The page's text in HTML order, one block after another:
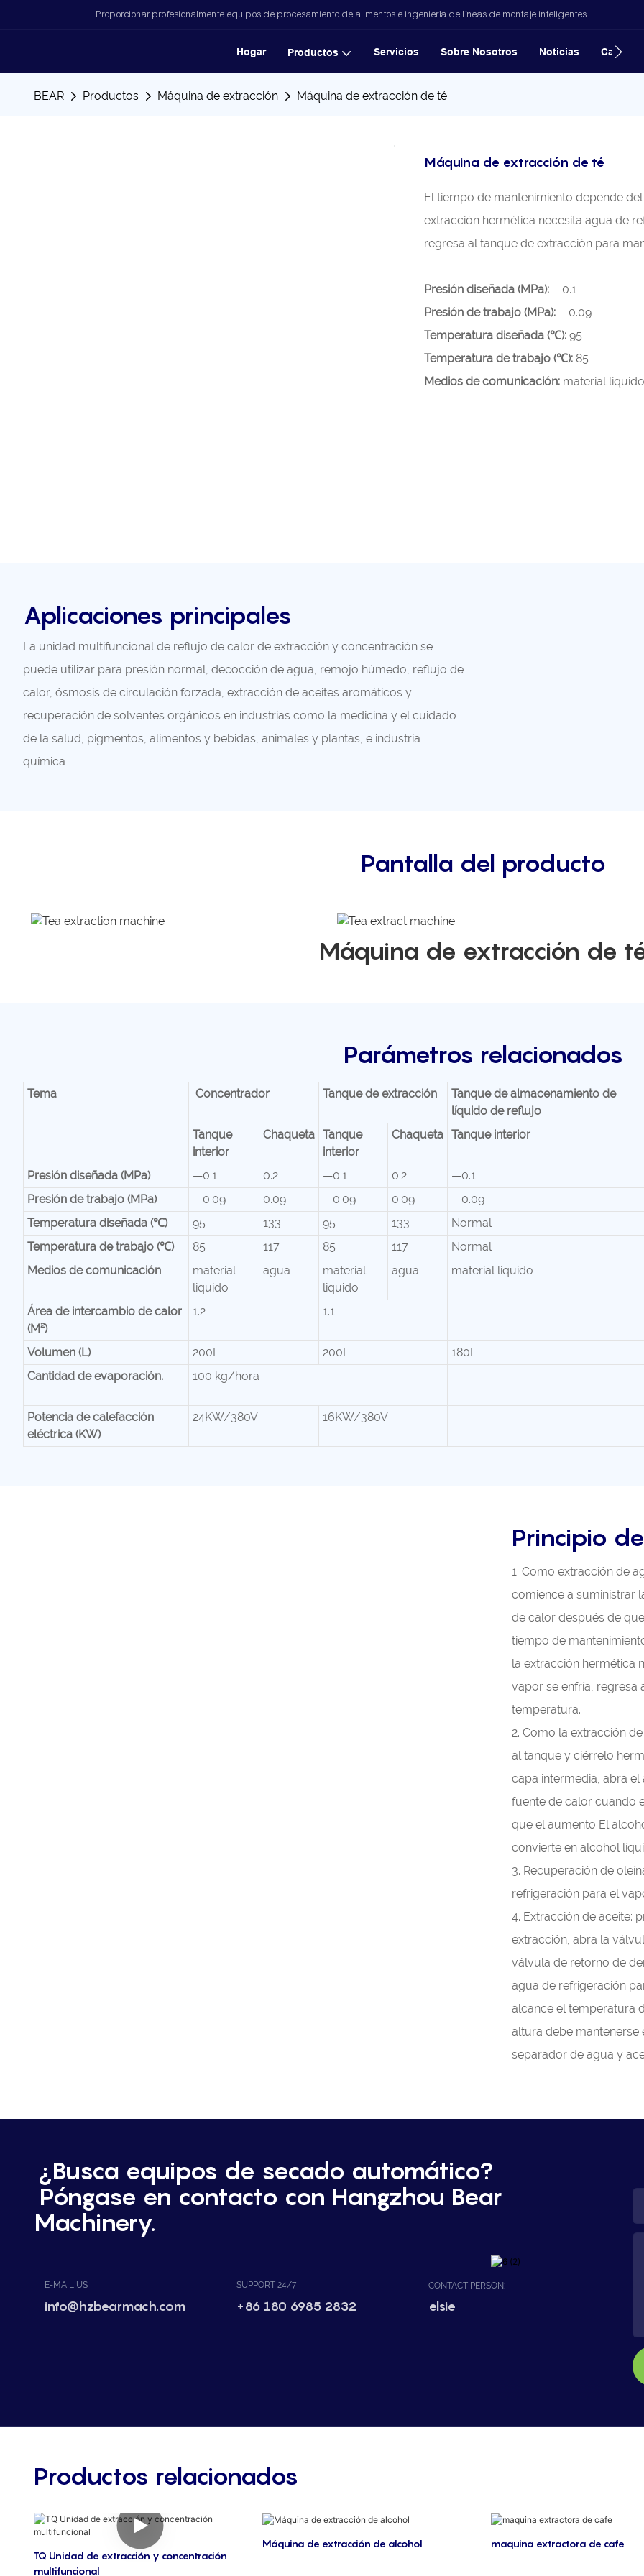
Proporcionar profesionalmente equipos de procesamiento de alimentos e ingeniería de líneas de montaje inteligentes.
Hogar Productos Servicios Sobre Nosotros Noticias Casos
BEAR Productos Máquina de extracción Máquina de extracción de té
Máquina de extracción de té
El tiempo de mantenimiento depende
extracción hermética necesita agua de
regresa al tanque de extracción para
Presión diseñada (MPa): —0.1
Presión de trabajo (MPa): —0.09
Temperatura diseñada (℃):95
Temperatura de trabajo (℃):85
Medios de comunicación: material
Aplicaciones principales
La unidad multifuncional de reflujo de calor de extracción y concentración se
puede utilizar para presión normal, decocción de agua, remojo húmedo, reflujo de
calor, ósmosis de circulación forzada, extracción de aceites aromáticos y
recuperación de solventes orgánicos en industrias como la medicina y el cuidado
de la salud, pigmentos, alimentos y bebidas, animales y plantas, e industria
química
Pantalla del producto
Máquina de extracción de
Parámetros relacionados
Tema Concentrador Tanque de extracción
Tanque de almacenamiento de
líquido de reflujo
Tanque
interior
Chaqueta Tanque
interior
Chaqueta Tanque interior
Presión diseñada (MPa) —0.1 0.2 —0.1 0.2
—0.1
Presión de trabajo (MPa)
—0.09 0.09 —0.09 0.09
—0.09
Temperatura diseñada (℃)
95 133 95 133
Normal
Temperatura de trabajo (℃)
85 117 85 117
Normal
Medios de comunicación
material
liquido
agua
material
liquido
agua material liquido
Área de intercambio de calor
(M²)
1.2 1.1
Volumen (L) 200L 200L
180L
Cantidad de evaporación.
100 kg/hora
Potencia de calefacción
eléctrica (KW)
24KW/380V 16KW/380V
Principio
1. Como extracción de
comience a suministrar
de calor después de
tiempo de
la extracción hermética
vapor se enfría, regresa
temperatura.
2. Como la extracción
al tanque y ciérrelo
capa intermedia, abra
fuente de calor cuando
que el aumento El
convierte en alcohol
3. Recuperación de
refrigeración para el
4. Extracción de aceite:
extracción, abra la
válvula de retorno de
agua de refrigeración
alcance el temperatura
altura debe mantenerse
separador de agua y
¿Busca equipos de secado automático?
Póngase en contacto con Hangzhou Bear
Machinery.
E-MAIL US
info@hzbearmach.com
SUPPORT 24/7
+86 180 6985 2832
CONTACT PERSON:
elsie
Productos relacionados
TQ Unidad de extracción y concentración
multifuncional
Máquina de extracción de alcohol maquina extractora de cafe